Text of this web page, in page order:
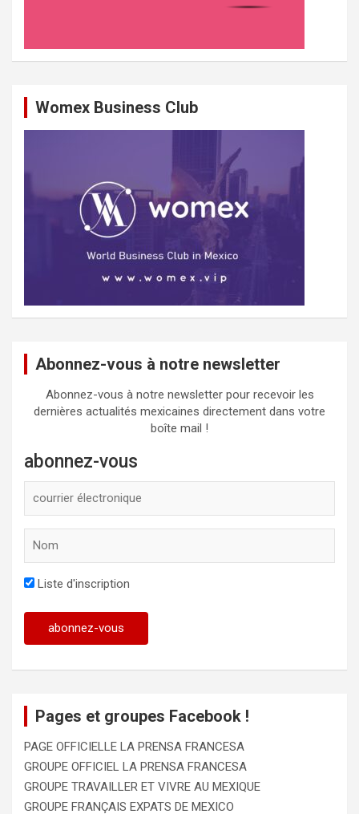
Womex Business Club
Abonnez-vous à notre newsletter
Abonnez-vous à notre newsletter pour recevoir les
dernières actualités mexicaines directement dans votre
boîte mail !
abonnez-vous
Liste d'inscription
Pages et groupes Facebook !
PAGE OFFICIELLE LA PRENSA FRANCESA
GROUPE OFFICIEL LA PRENSA FRANCESA
GROUPE TRAVAILLER ET VIVRE AU MEXIQUE
GROUPE FRANÇAIS EXPATS DE MEXICO